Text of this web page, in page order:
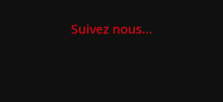
Suivez nous...